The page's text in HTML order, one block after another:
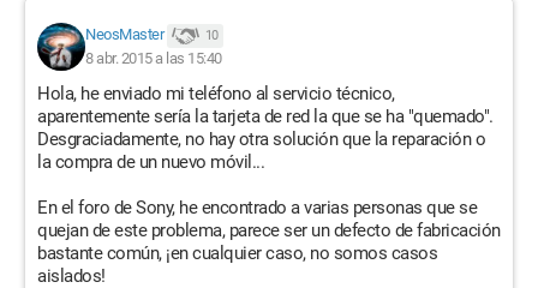
realmente no sé qué más hacer. No tengo mucho
conocimiento sobre smartphones. ¡Gracias de antemano por
sus respuestas! :)
Captura de pantalla 1
Captura de pantalla 2
Captura de pantalla 3
Captura de pantalla 4
Captura de pantalla 5
Captura de pantalla 6
Captura de pantalla 7
NeosMaster 10
8 abr. 2015 a las 15:40
Hola, he enviado mi teléfono al servicio técnico,
aparentemente sería la tarjeta de red la que se ha "quemado".
Desgraciadamente, no hay otra solución que la reparación o
la compra de un nuevo móvil...
En el foro de Sony, he encontrado a varias personas que se
quejan de este problema, parece ser un defecto de fabricación
bastante común, ¡en cualquier caso, no somos casos
aislados!